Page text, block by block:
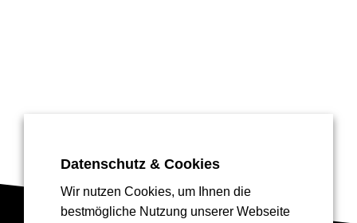
Datenschutz & Cookies
Wir nutzen Cookies, um Ihnen die
bestmögliche Nutzung unserer Webseite